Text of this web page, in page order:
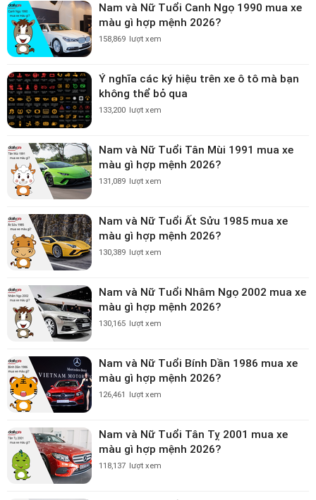
Nam và Nữ Tuổi Canh Ngọ 1990 mua xe
màu gì hợp mệnh 2026?
158,869 lượt xem
Ý nghĩa các ký hiệu trên xe ô tô mà bạn
không thể bỏ qua
133,200 lượt xem
Nam và Nữ Tuổi Tân Mùi 1991 mua xe
màu gì hợp mệnh 2026?
131,089 lượt xem
Nam và Nữ Tuổi Ất Sửu 1985 mua xe
màu gì hợp mệnh 2026?
130,389 lượt xem
Nam và Nữ Tuổi Nhâm Ngọ 2002 mua xe
màu gì hợp mệnh 2026?
130,165 lượt xem
Nam và Nữ Tuổi Bính Dần 1986 mua xe
màu gì hợp mệnh 2026?
126,461 lượt xem
Nam và Nữ Tuổi Tân Tỵ 2001 mua xe
màu gì hợp mệnh 2026?
118,137 lượt xem